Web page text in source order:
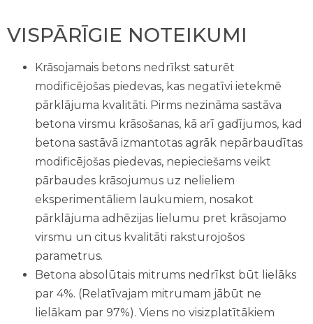
VISPĀRĪGIE NOTEIKUMI
Krāsojamais betons nedrīkst saturēt
modificējošas piedevas, kas negatīvi ietekmē
pārklājuma kvalitāti. Pirms nezināma sastāva
betona virsmu krāsošanas, kā arī gadījumos, kad
betona sastāvā izmantotas agrāk nepārbaudītas
modificējošas piedevas, nepieciešams veikt
pārbaudes krāsojumus uz nelieliem
eksperimentāliem laukumiem, nosakot
pārklājuma adhēzijas lielumu pret krāsojamo
virsmu un citus kvalitāti raksturojošos
parametrus.
Betona absolūtais mitrums nedrīkst būt lielāks
par 4%. (Relatīvajam mitrumam jābūt ne
lielākam par 97%). Viens no visizplatītākiem